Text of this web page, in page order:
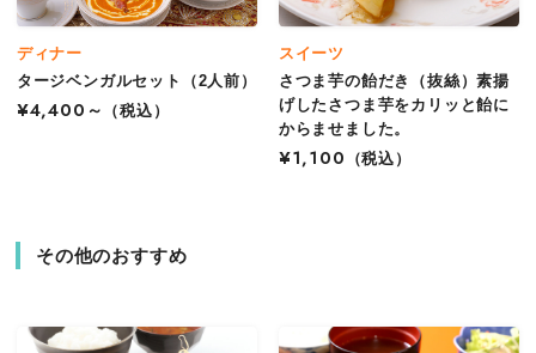
ディナー
タージベンガルセット（2人前）
¥4,400～
（税込）
スイーツ
さつま芋の飴だき（抜絲）素揚
げしたさつま芋をカリッと飴に
からませました。
¥1,100
（税込）
その他のおすすめ